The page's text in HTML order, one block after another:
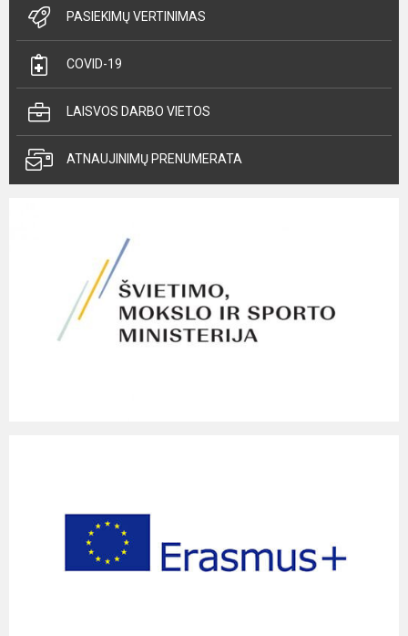
PASIEKIMŲ VERTINIMAS
COVID-19
LAISVOS DARBO VIETOS
ATNAUJINIMŲ PRENUMERATA